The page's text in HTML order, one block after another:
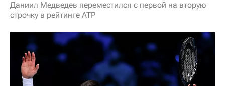
Даниил Медведев переместился с первой на вторую
строчку в рейтинге ATP